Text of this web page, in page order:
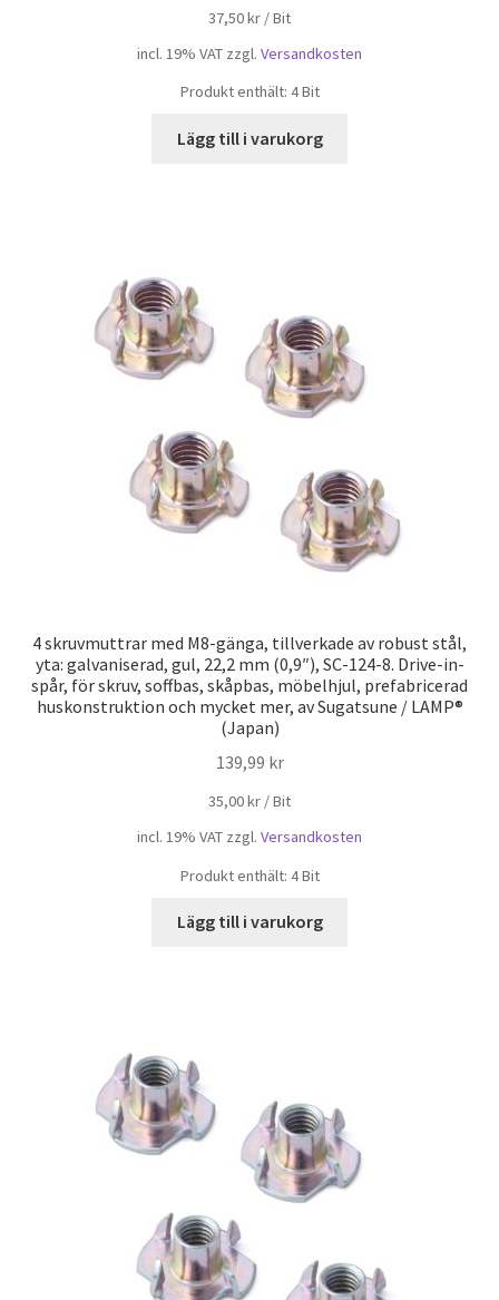
37,50kr /Bit
incl. 19% VAT zzgl. Versandkosten
Produkt enthält: 4Bit
Lägg till i varukorg
4 skruvmuttrar med M8-gänga, tillverkade av robust stål,
yta: galvaniserad, gul, 22,2 mm (0,9″), SC-124-8. Drive-in-
spår, för skruv, soffbas, skåpbas, möbelhjul, prefabricerad
huskonstruktion och mycket mer, av Sugatsune / LAMP®
(Japan)
139,99 kr
35,00kr /Bit
incl. 19% VAT zzgl. Versandkosten
Produkt enthält: 4Bit
Lägg till i varukorg